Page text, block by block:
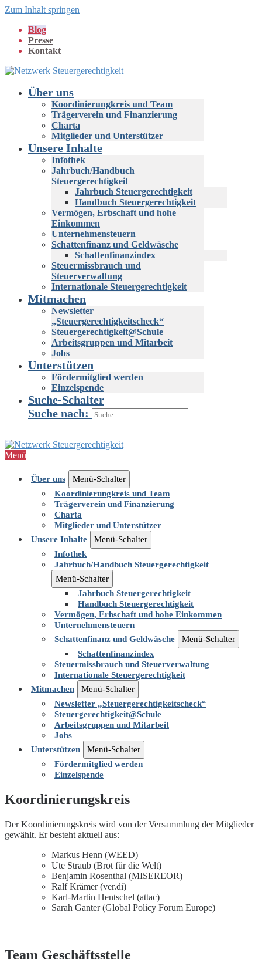
Zum Inhalt springen
Blog
Presse
Kontakt
Über uns
Koordinierungkreis und Team
Trägerverein und Finanzierung
Charta
Mitglieder und Unterstützer
Unsere Inhalte
Infothek
Jahrbuch/Handbuch
Steuergerechtigkeit
Jahrbuch Steuergerechtigkeit
Handbuch Steuergerechtigkeit
Vermögen, Erbschaft und hohe
Einkommen
Unternehmensteuern
Schattenfinanz und Geldwäsche
Schattenfinanzindex
Steuermissbrauch und
Steuerverwaltung
Internationale Steuergerechtigkeit
Mitmachen
Newsletter
„Steuergerechtigkeitscheck“
Steuergerechtigkeit@Schule
Arbeitsgruppen und Mitarbeit
Jobs
Unterstützen
Fördermitglied werden
Einzelspende
Suche-Schalter
Suche nach:
Menü
Über uns
Menü-Schalter
Koordinierungkreis und Team
Trägerverein und Finanzierung
Charta
Mitglieder und Unterstützer
Unsere Inhalte
Menü-Schalter
Infothek
Jahrbuch/Handbuch Steuergerechtigkeit
Menü-Schalter
Jahrbuch Steuergerechtigkeit
Handbuch Steuergerechtigkeit
Vermögen, Erbschaft und hohe Einkommen
Unternehmensteuern
Schattenfinanz und Geldwäsche
Menü-Schalter
Schattenfinanzindex
Steuermissbrauch und Steuerverwaltung
Internationale Steuergerechtigkeit
Mitmachen
Menü-Schalter
Newsletter „Steuergerechtigkeitscheck“
Steuergerechtigkeit@Schule
Arbeitsgruppen und Mitarbeit
Jobs
Unterstützen
Menü-Schalter
Fördermitglied werden
Einzelspende
Koordinierungskreis
Der Koordinierungskreis wird von der Versammlung der Mitglieder
gewählt. Er besteht aktuell aus:
Markus Henn (WEED)
Ute Straub (Brot für die Welt)
Benjamin Rosenthal (MISEREOR)
Ralf Krämer (ver.di)
Karl-Martin Hentschel (attac)
Sarah Ganter (Global Policy Forum Europe)
Team Geschäftsstelle